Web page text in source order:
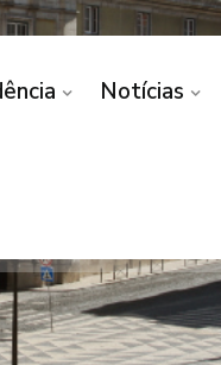
Notícias
DE
PRIVAÇÃO DE USO/